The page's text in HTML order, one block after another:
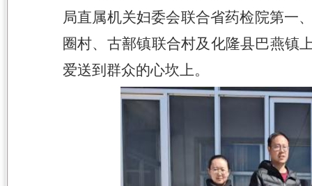
局直属机关妇委会联合省药检院第一
圈村、古鄯镇联合村及化隆县巴燕镇
爱送到群众的心坎上。